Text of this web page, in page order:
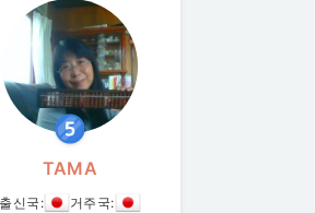
等学校、短期大学の音楽の
講師として教鞭をとってお
りました｡ 高等学校、大学の
受験生、 子供のピアノ、発
表会 などを指導してまいり
ました｡ 専門学校へは、30
年勤務しました｡ 思えばずっ
とお教えしながら現
TAMA
출신국: 거주국: